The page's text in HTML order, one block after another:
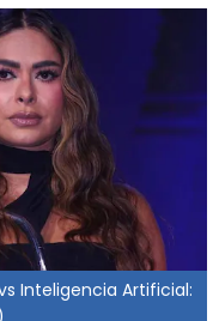
Inteligencia Artificial: